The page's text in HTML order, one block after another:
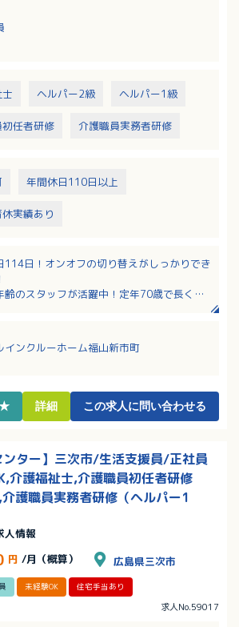
リアマネージャーへのキャリアアップも
ヘルパー2級 ヘルパー1級
任者研修 介護職員実務者研修
年間休日110日以上
実績あり
114日！オンオフの切り替えがしっかりでき
齢のスタッフが活躍中！定年70歳で長く安
施設がはじめての方にも丁寧に指導しま
インクルーホーム福山新市町
詳細 この求人に問い合わせる
ンター】三次市/生活支援員/正社員
介護福祉士,介護職員初任者研修
介護職員実務者研修（ヘルパー1
人情報
円 /月（概算） 広島県三次市
未経験OK 住宅手当あり
求人No.59017